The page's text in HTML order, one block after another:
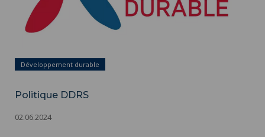
Développement durable
Politique DDRS
02.06.2024